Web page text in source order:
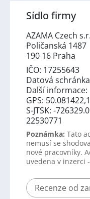
Sídlo firmy
AZAMA Czech
Poličanská 1487
190 16 Praha
IČO: 17255643
Datová
Další informace:
GPS:
S-JTSK: -
22530771
Poznámka: Tato
nemusí se
nové pracovníky.
uvedena v inzerci
Recenze od